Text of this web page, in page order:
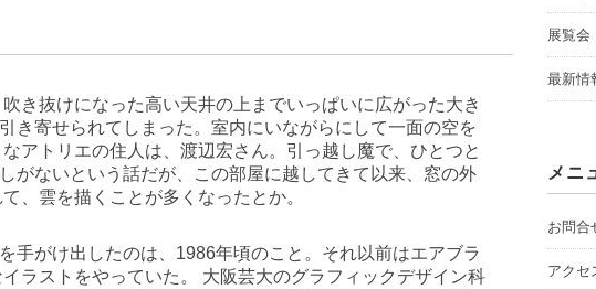
き抜けになった高い天井の上までいっぱいに広がった大き
き寄せられてしまった。室内にいながらにして一面の空を
アトリエの住人は、渡辺宏さん。引っ越し魔で、ひとつと
がないという話だが、この部屋に越してきて以来、窓の外
、雲を描くことが多くなったとか。
手がけ出したのは、1986年頃のこと。それ以前はエアブラ
ラストをやっていた。 大阪芸大のグラフィックデザイン科
展覧会
最新情
メニ
お問合
アクセ